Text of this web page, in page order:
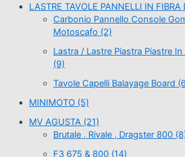
LASTRE TAVOLE PANNELLI IN FIBRA
Carbonio Pannello Console
Motoscafo (2)
Lastra / Lastre Piastra Piastre
(9)
Tavole Capelli Balayage Board
MINIMOTO (5)
MV AGUSTA (21)
Brutale , Rivale , Dragster 800
F3 675 & 800 (14)